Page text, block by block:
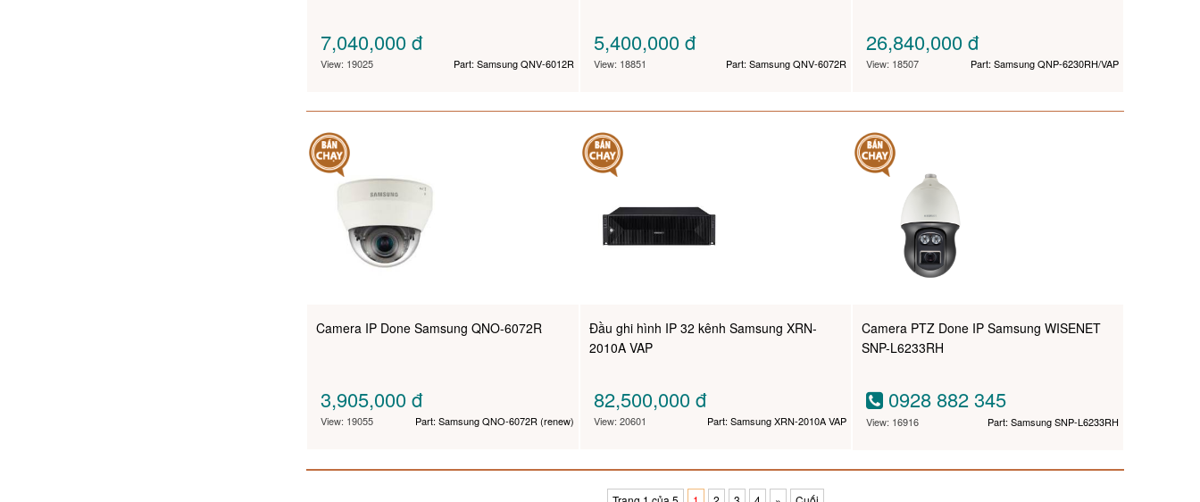
7,040,000đ
View: 19025 Part: Samsung QNV-6012R
5,400,000đ
View: 18851 Part: Samsung QNV-6072R
26,840,000đ
View: 18507 Part: Samsung QNP-6230RH/VAP
Camera IP Done Samsung QNO-6072R
3,905,000đ
View: 19055 Part: Samsung QNO-6072R (renew)
Đầu ghi hình IP 32 kênh Samsung XRN-
2010A VAP
82,500,000đ
View: 20601 Part: Samsung XRN-2010A VAP
Camera PTZ Done IP Samsung WISENET
SNP-L6233RH
0928 882 345
View: 16916 Part: Samsung SNP-L6233RH